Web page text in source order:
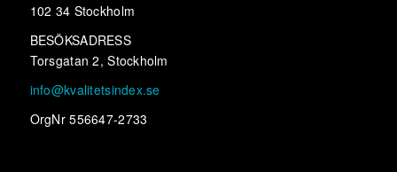
102 34 Stockholm
BESÖKSADRESS
Torsgatan 2, Stockholm
info@kvalitetsindex.se
OrgNr 556647-2733